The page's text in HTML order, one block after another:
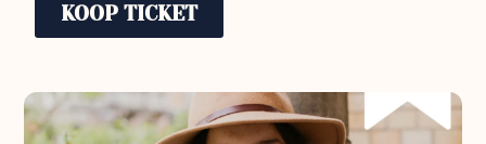
KOOP TICKET